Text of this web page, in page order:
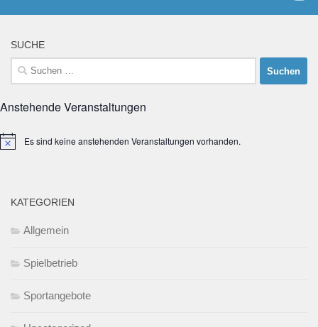
SUCHE
Suchen
nach:
Anstehende Veranstaltungen
HinweisEs sind keine anstehenden Veranstaltungen vorhanden.
KATEGORIEN
Allgemein
Spielbetrieb
Sportangebote